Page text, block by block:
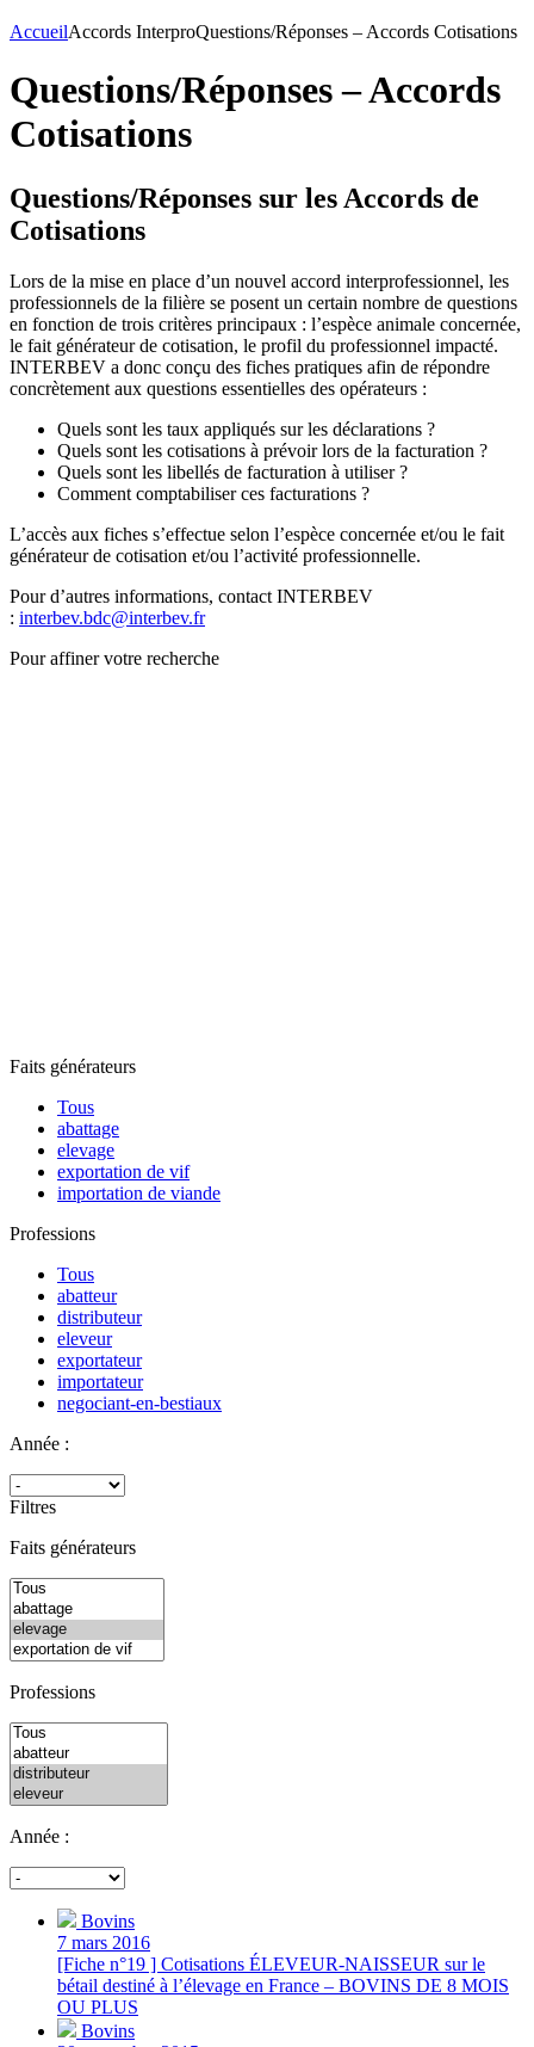
AccueilAccords InterproQuestions/Réponses – Accords Cotisations
Questions/Réponses – Accords
Cotisations
Questions/Réponses sur les Accords de
Cotisations
Lors de la mise en place d’un nouvel accord interprofessionnel, les
professionnels de la filière se posent un certain nombre de questions
en fonction de trois critères principaux : l’espèce animale concernée,
le fait générateur de cotisation, le profil du professionnel impacté.
INTERBEV a donc conçu des fiches pratiques afin de répondre
concrètement aux questions essentielles des opérateurs :
Quels sont les taux appliqués sur les déclarations ?
Quels sont les cotisations à prévoir lors de la facturation ?
Quels sont les libellés de facturation à utiliser ?
Comment comptabiliser ces facturations ?
L’accès aux fiches s’effectue selon l’espèce concernée et/ou le fait
générateur de cotisation et/ou l’activité professionnelle.
Pour d’autres informations, contact INTERBEV
: interbev.bdc@interbev.fr
Pour affiner votre recherche
Faits générateurs
Tous
abattage
elevage
exportation de vif
importation de viande
Professions
Tous
abatteur
distributeur
eleveur
exportateur
importateur
negociant-en-bestiaux
Année :
Filtres
Faits générateurs
Professions
Année :
Bovins
7 mars 2016
[Fiche n°19 ] Cotisations ÉLEVEUR-NAISSEUR sur le
bétail destiné à l’élevage en France – BOVINS DE 8 MOIS
OU PLUS
Bovins